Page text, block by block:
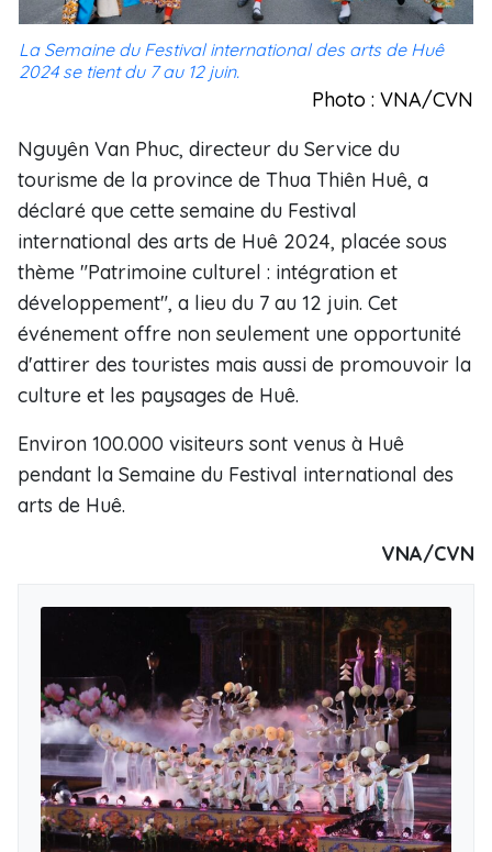
La Semaine du Festival international des arts de Huê
2024 se tient du 7 au 12 juin.
Photo : VNA/CVN
Nguyên Van Phuc, directeur du Service du
tourisme de la province de Thua Thiên Huê, a
déclaré que cette semaine du Festival
international des arts de Huê 2024, placée sous
thème "Patrimoine culturel : intégration et
développement", a lieu du 7 au 12 juin. Cet
événement offre non seulement une opportunité
d'attirer des touristes mais aussi de promouvoir la
culture et les paysages de Huê.
Environ 100.000 visiteurs sont venus à Huê
pendant la Semaine du Festival international des
arts de Huê.
VNA/CVN